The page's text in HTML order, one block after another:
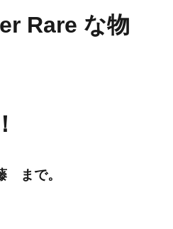
Rare な物
まで。